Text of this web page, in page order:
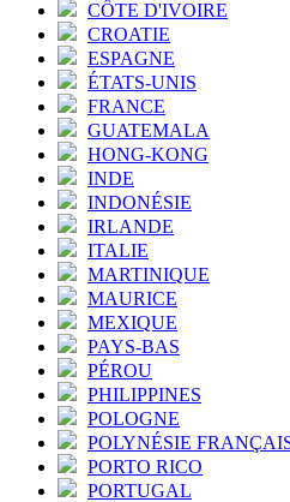
CÔTE D'IVOIRE
CROATIE
ESPAGNE
ÉTATS-UNIS
FRANCE
GUATEMALA
HONG-KONG
INDE
INDONÉSIE
IRLANDE
ITALIE
MARTINIQUE
MAURICE
MEXIQUE
PAYS-BAS
PÉROU
PHILIPPINES
POLOGNE
POLYNÉSIE
PORTO RICO
PORTUGAL